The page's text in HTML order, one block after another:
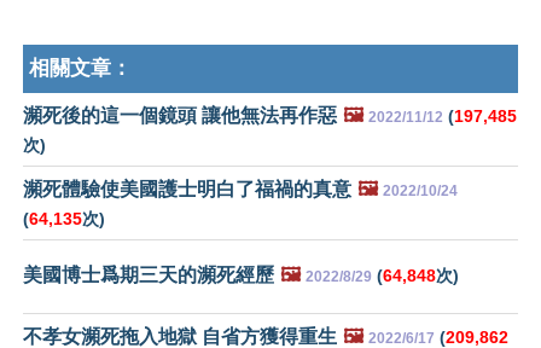
相關文章：
瀕死後的這一個鏡頭 讓他無法再作惡 🖼️ 2022/11/12 (197,485
次)
瀕死體驗使美國護士明白了福禍的真意 🖼️ 2022/10/24
(64,135次)
美國博士爲期三天的瀕死經歷 🖼️ 2022/8/29 (64,848次)
不孝女瀕死拖入地獄 自省方獲得重生 🖼️ 2022/6/17 (209,862